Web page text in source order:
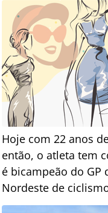
Hoje com 22 anos
então, o atleta tem
é bicampeão do GP
Nordeste de